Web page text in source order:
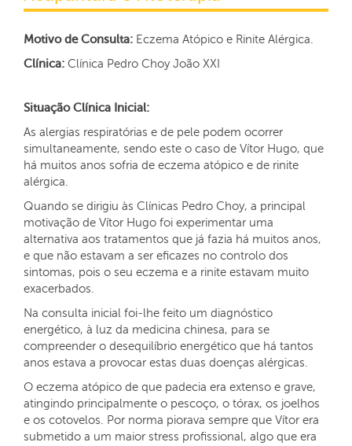
Motivo de Consulta: Eczema Atópico e Rinite Alérgica.
Clínica: Clínica Pedro Choy João XXI
Situação Clínica Inicial:
As alergias respiratórias e de pele podem ocorrer
simultaneamente, sendo este o caso de Vítor Hugo, que
há muitos anos sofria de eczema atópico e de rinite
alérgica.
Quando se dirigiu às Clínicas Pedro Choy, a principal
motivação de Vítor Hugo foi experimentar uma
alternativa aos tratamentos que já fazia há muitos anos,
e que não estavam a ser eficazes no controlo dos
sintomas, pois o seu eczema e a rinite estavam muito
exacerbados.
Na consulta inicial foi-lhe feito um diagnóstico
energético, à luz da medicina chinesa, para se
compreender o desequilíbrio energético que há tantos
anos estava a provocar estas duas doenças alérgicas.
O eczema atópico de que padecia era extenso e grave,
atingindo principalmente o pescoço, o tórax, os joelhos
e os cotovelos. Por norma piorava sempre que Vítor era
submetido a um maior stress profissional, algo que era